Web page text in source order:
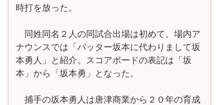
時打を放った。
同姓同名２人の同試合出場は初めて。場内ア
ナウンスでは「バッター坂本に代わりまして坂
本勇人」と紹介。スコアボードの表記は「坂
本」から「坂本勇」となった。
捕手の坂本勇人は唐津商業から２０年の育成